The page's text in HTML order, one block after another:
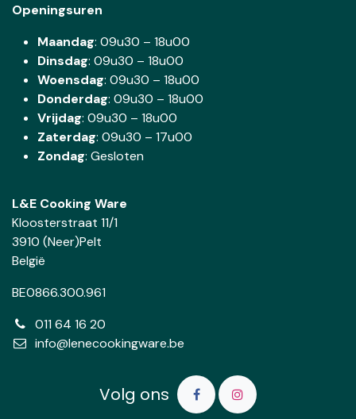
Openingsuren
Maandag: 09u30 – 18u00
Dinsdag: 09u30 – 18u00
Woensdag: 09u30 – 18u00
Donderdag: 09u30 – 18u00
Vrijdag: 09u30 – 18u00
Zaterdag: 09u30 – 17u00
Zondag: Gesloten
L&E Cooking Ware
Kloosterstraat 11/1
3910 (Neer)Pelt
België
BE0866.300.961
011 64 16 20
info@lenecookingware.be
Volg ons